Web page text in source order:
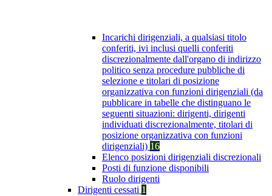
Incarichi dirigenziali, a qualsiasi titolo
conferiti, ivi inclusi quelli conferiti
discrezionalmente dall'organo di indirizzo
politico senza procedure pubbliche di
selezione e titolari di posizione
organizzativa con funzioni dirigenziali (da
pubblicare in tabelle che distinguano le
seguenti situazioni: dirigenti, dirigenti
individuati discrezionalmente, titolari di
posizione organizzativa con funzioni
dirigenziali) 16
Elenco posizioni dirigenziali discrezionali
Posti di funzione disponibili
Ruolo dirigenti
Dirigenti cessati 1